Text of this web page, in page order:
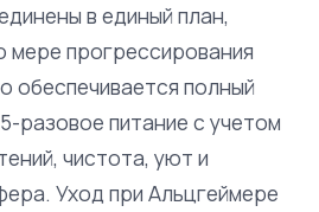
в единый план,
мере прогрессирования
обеспечивается полный
разовое питание с учетом
чистота, уют и
Уход при Альцгеймере